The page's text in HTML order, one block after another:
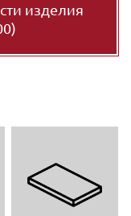
изделия